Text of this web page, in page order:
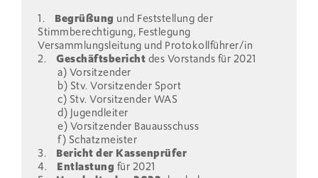
1. Begrüßung und Feststellung der
Stimmberechtigung, Festlegung
Versammlungsleitung und Protokollführer/in
2.Geschäftsberichtdes Vorstands für 2021
a) Vorsitzender
b) Stv. Vorsitzender Sport
c) Stv. Vorsitzender WAS
d) Jugendleiter
e) Vorsitzender Bauausschuss
f) Schatzmeister
3. Bericht der Kassenprüfer
4. Entlastung für 2021